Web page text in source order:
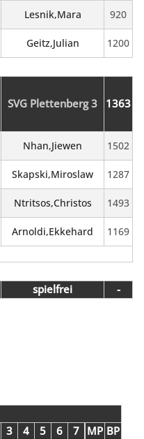
Lesnik,Mara 920
Geitz,Julian 1200
SVG Plettenberg 3 1363
Nhan,Jiewen 1502
Skapski,Miroslaw 1287
Ntritsos,Christos 1493
Arnoldi,Ekkehard
1169
spielfrei -
3 4 5 6 7 MP BP